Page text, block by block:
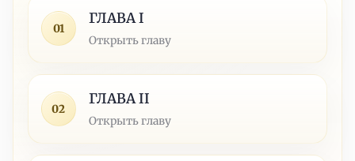
01
ГЛАВА I
Открыть главу
02
ГЛАВА II
Открыть главу